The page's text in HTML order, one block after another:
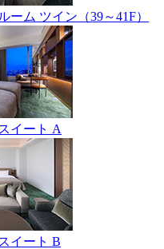
ーム ツイン（39～41F）
イート A
イート B